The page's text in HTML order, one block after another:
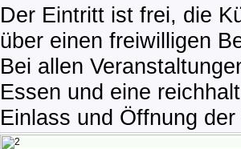
Der Eintritt ist frei, die
über einen freiwilligen
Bei allen
Essen und eine
Einlass und Öffnung